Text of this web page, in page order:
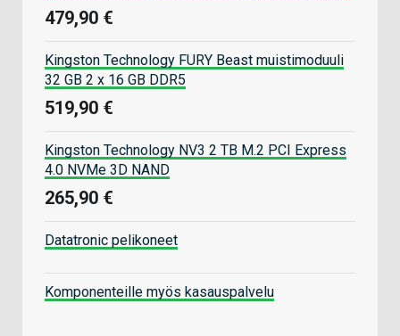
479,90 €
Kingston Technology FURY Beast muistimoduuli
32 GB 2 x 16 GB DDR5
519,90 €
Kingston Technology NV3 2 TB M.2 PCI Express
4.0 NVMe 3D NAND
265,90 €
Datatronic pelikoneet
Komponenteille myös kasauspalvelu